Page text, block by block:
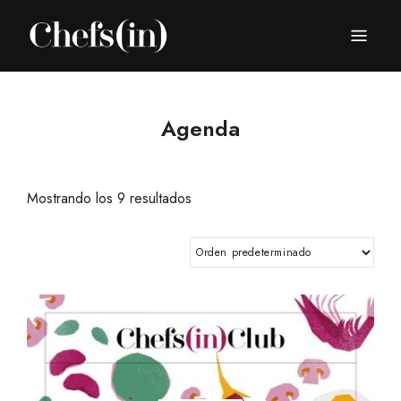
CHEFS(IN)
Agenda
Mostrando los 9 resultados